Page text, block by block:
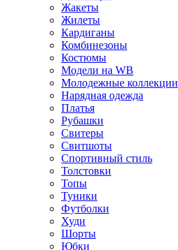
Жакеты
Жилеты
Кардиганы
Комбинезоны
Костюмы
Модели на WB
Молодежные коллекции
Нарядная одежда
Платья
Рубашки
Свитеры
Свитшоты
Спортивный стиль
Толстовки
Топы
Туники
Футболки
Худи
Шорты
Юбки